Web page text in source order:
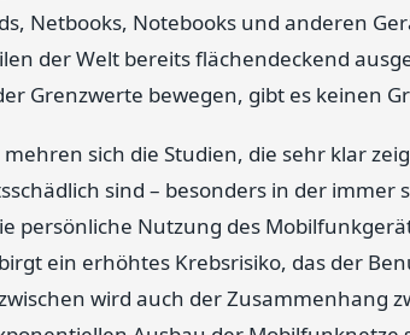
Netbooks, Notebooks und anderen
der Welt bereits flächendeckend
Grenzwerte bewegen, gibt es keinen
sich die Studien, die sehr klar
sind – besonders in der
persönliche Nutzung des
ein erhöhtes Krebsrisiko, das der
wird auch der Zusammenhang